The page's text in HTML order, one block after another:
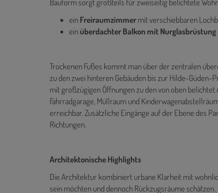
Bauform sorgt großteils für zweiseitig belichtete
einFreiraumzimmermit verschiebbaren
einüberdachter Balkon mit Nurglasbrüstung
Trockenen Fußes kommt man über der zentralen
zu den zwei hinteren Gebäuden bis zur Hilde-Güden-
mit großzügigen Öffnungen zu den von oben
Fahrradgarage, Müllraum und
erreichbar. Zusätzliche Eingänge auf der Ebene des
Richtungen.
Architektonische Highlights
Die Architektur kombiniert urbane Klarheit mit
sein möchten und dennoch Rückzugsräume schätzen.